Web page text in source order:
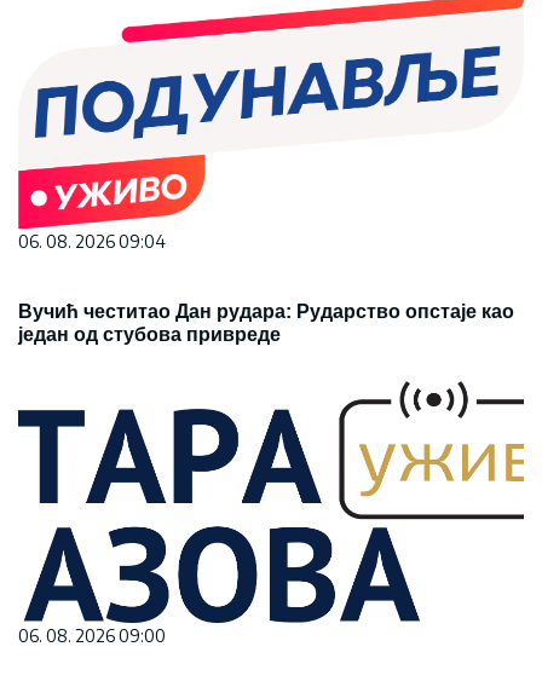
06. 08. 2026 09:04
Вучић честитао Дан рудара: Рударство опстаје као
један од стубова привреде
06. 08. 2026 09:00